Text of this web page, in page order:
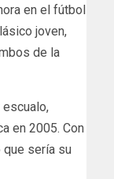
en el fútbol
joven,
de la
en 2005. Con
que sería su